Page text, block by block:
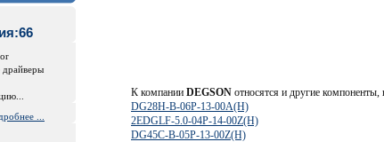
драйверы
...
К компании DEGSON относятся и другие компоненты,
DG28H-B-06P-13-00A(H)
2EDGLF-5.0-04P-14-00Z(H)
DG45C-B-05P-13-00Z(H)